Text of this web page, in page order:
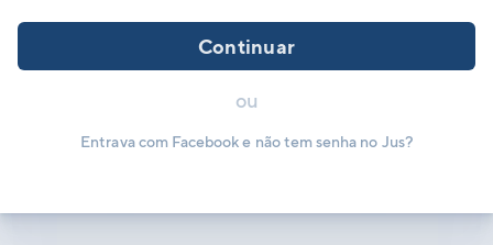
Continuar
ou
Entrava com Facebook e não tem senha no Jus?